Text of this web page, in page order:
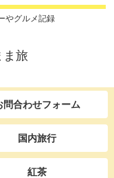
やグルメ記録
ま旅
問合わせフォーム
国内旅行
紅茶